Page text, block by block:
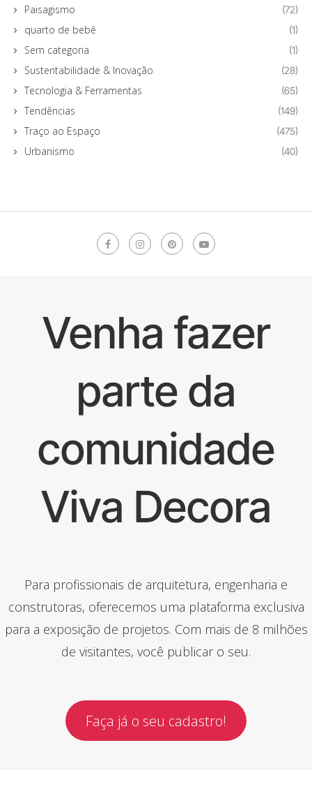
Paisagismo (72)
quarto de bebê (1)
Sem categoria (1)
Sustentabilidade & Inovação (28)
Tecnologia & Ferramentas (65)
Tendências (149)
Traço ao Espaço (475)
Urbanismo (40)
Venha fazer
parte da
comunidade
Viva Decora
Para profissionais de arquitetura, engenharia e
construtoras, oferecemos uma plataforma exclusiva
para a exposição de projetos. Com mais de 8 milhões
de visitantes, você publicar o seu.
Faça já o seu cadastro!